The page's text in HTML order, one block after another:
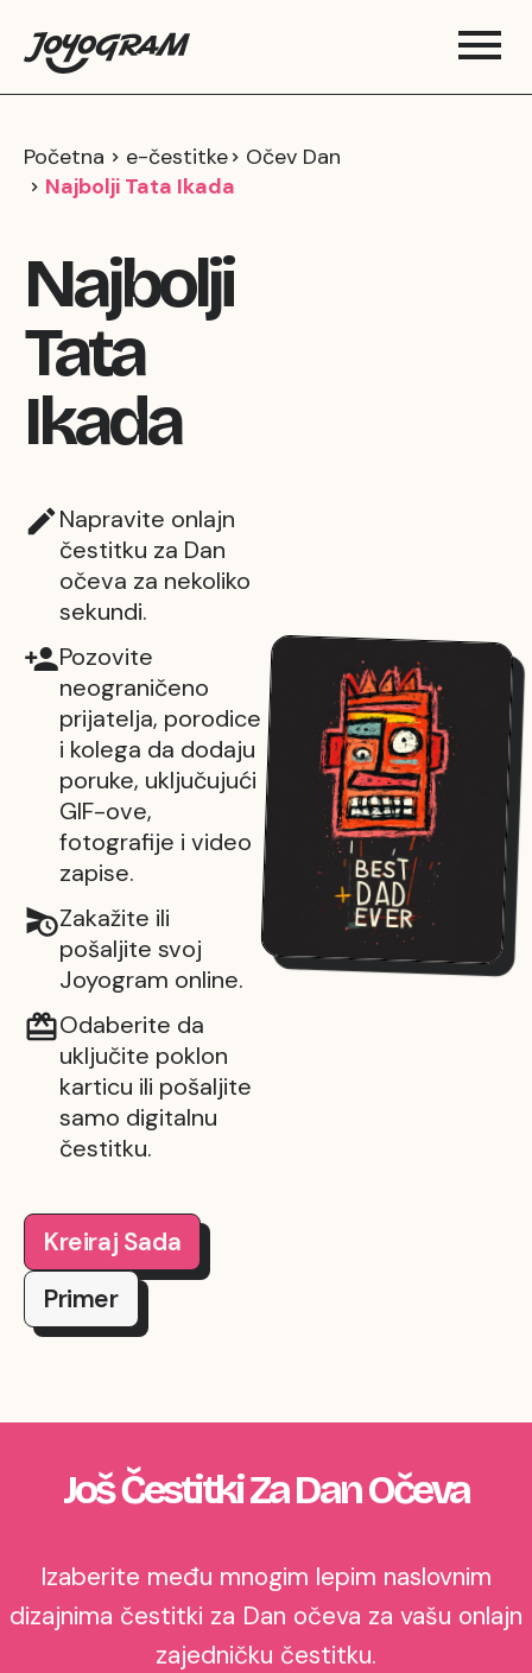
Početna e-čestitke
Očev Dan
Najbolji Tata Ikada
Najbolji
Tata
Ikada
Napravite onlajn
čestitku za Dan
očeva za nekoliko
sekundi.
Pozovite
neograničeno
prijatelja, porodice
i kolega da dodaju
poruke, uključujući
GIF-ove,
fotografije i video
zapise.
Zakažite ili
pošaljite svoj
Joyogram online.
Odaberite da
uključite poklon
karticu ili pošaljite
samo digitalnu
čestitku.
Kreiraj Sada
Primer
Još Čestitki Za Dan Očeva
Izaberite među mnogim lepim naslovnim
dizajnima čestitki za Dan očeva za vašu onlajn
zajedničku čestitku.